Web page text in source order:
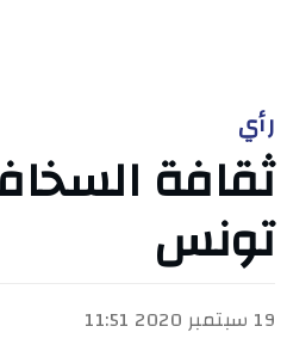
رأي
ثقافة
تونس
19 سبتمبر 2020 11:51